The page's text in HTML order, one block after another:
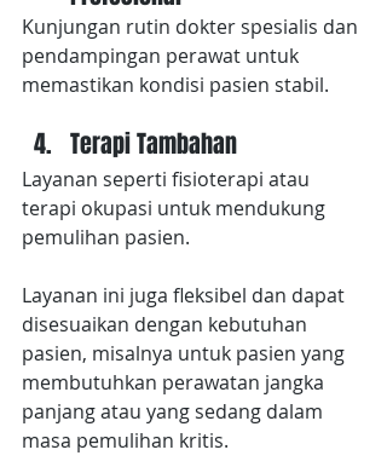
Kunjungan rutin dokter spesialis dan
pendampingan perawat untuk
memastikan kondisi pasien stabil.
Terapi Tambahan
Layanan seperti fisioterapi atau
terapi okupasi untuk mendukung
pemulihan pasien.
Layanan ini juga fleksibel dan dapat
disesuaikan dengan kebutuhan
pasien, misalnya untuk pasien yang
membutuhkan perawatan jangka
panjang atau yang sedang dalam
masa pemulihan kritis.